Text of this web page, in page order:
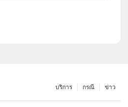
ข่าว
กรณี
บริการ